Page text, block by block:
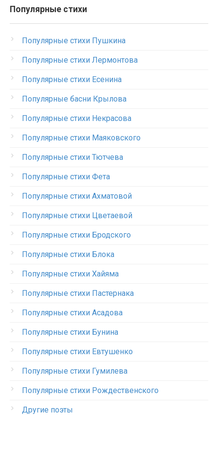
Популярные стихи
Популярные стихи Пушкина
Популярные стихи Лермонтова
Популярные стихи Есенина
Популярные басни Крылова
Популярные стихи Некрасова
Популярные стихи Маяковского
Популярные стихи Тютчева
Популярные стихи Фета
Популярные стихи Ахматовой
Популярные стихи Цветаевой
Популярные стихи Бродского
Популярные стихи Блока
Популярные стихи Хайяма
Популярные стихи Пастернака
Популярные стихи Асадова
Популярные стихи Бунина
Популярные стихи Евтушенко
Популярные стихи Гумилева
Популярные стихи Рождественского
Другие поэты